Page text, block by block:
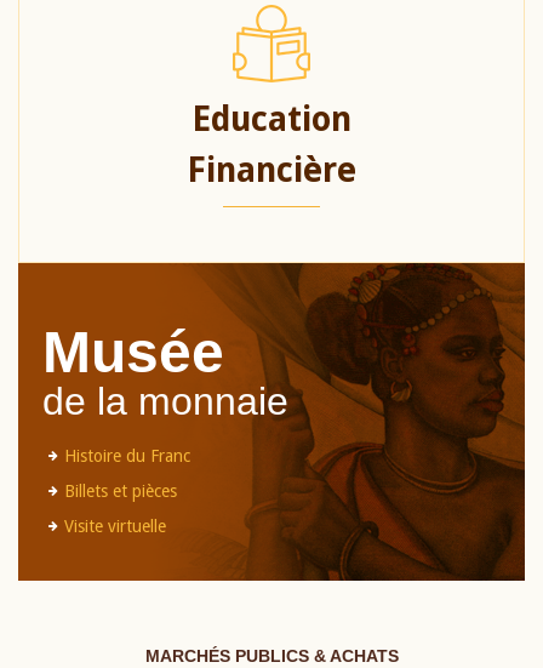
Education
Financière
Musée
de la monnaie
Histoire du Franc
Billets et pièces
Visite virtuelle
MARCHÉS PUBLICS & ACHATS